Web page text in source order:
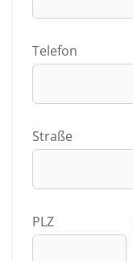
Telefon
Straße
PLZ